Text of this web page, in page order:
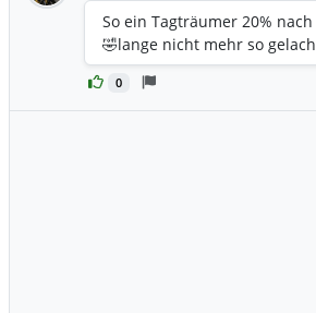
0
So ein Tagträumer 20%
🤣lange nicht mehr so